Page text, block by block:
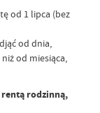
od 1 lipca (bez
od dnia,
od miesiąca,
rentą rodzinną,